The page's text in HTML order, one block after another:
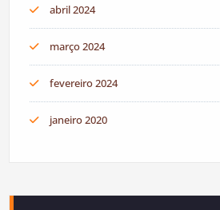
abril 2024
março 2024
fevereiro 2024
janeiro 2020